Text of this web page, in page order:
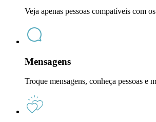
Veja apenas pessoas compatíveis com
Mensagens
Troque mensagens, conheça pessoas e